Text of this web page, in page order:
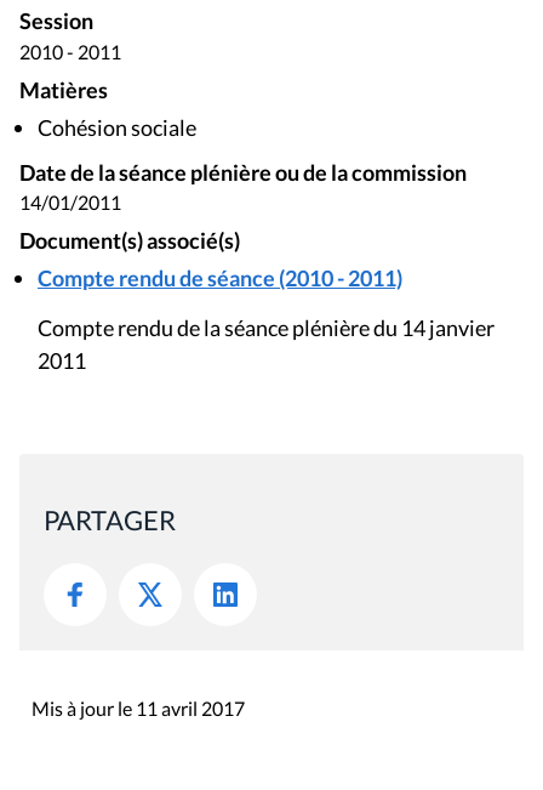
Session
2010 - 2011
Matières
Cohésion sociale
Date de la séance plénière ou de la commission
14/01/2011
Document(s) associé(s)
Compte rendu de séance (2010 - 2011)
Compte rendu de la séance plénière du 14 janvier
2011
PARTAGER
Mis à jour le 11 avril 2017